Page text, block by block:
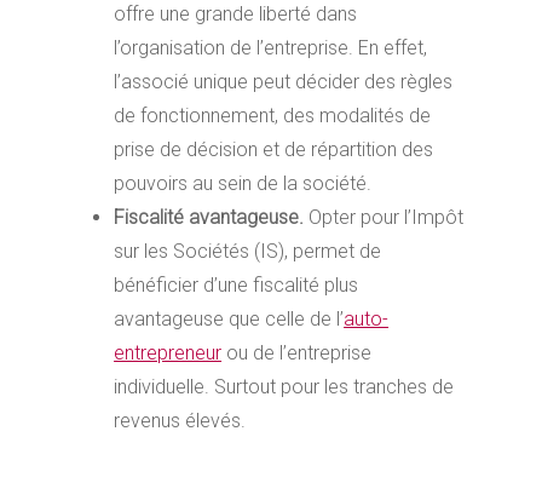
offre une grande liberté dans
l’organisation de l’entreprise. En effet,
l’associé unique peut décider des règles
de fonctionnement, des modalités de
prise de décision et de répartition des
pouvoirs au sein de la société.
Fiscalité avantageuse. Opter pour l’Impôt
sur les Sociétés (IS), permet de
bénéficier d’une fiscalité plus
avantageuse que celle de l’auto-
entrepreneur ou de l’entreprise
individuelle. Surtout pour les tranches de
revenus élevés.